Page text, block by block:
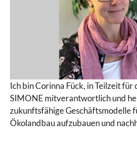
Ich bin Corinna Fück, in Teilzeit für
SIMONE mitverantwortlich und
zukunftsfähige Geschäftsmodelle
Ökolandbau aufzubauen und